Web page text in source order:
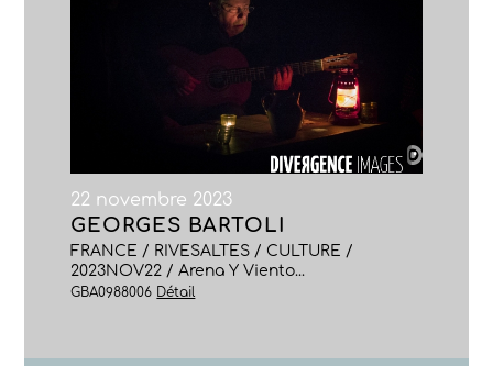
22 novembre 2023
GEORGES BARTOLI
FRANCE / RIVESALTES / CULTURE /
2023NOV22 / Arena Y Viento...
GBA0988006 Détail